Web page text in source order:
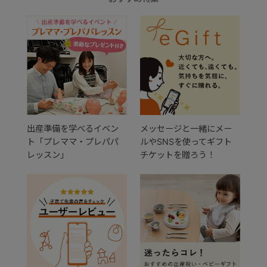
出産準備を学べるイベン
ト「プレママ・プレパパ
レッスン」
メッセージと一緒にメー
ルやSNSを使ってギフト
チケットを贈ろう！